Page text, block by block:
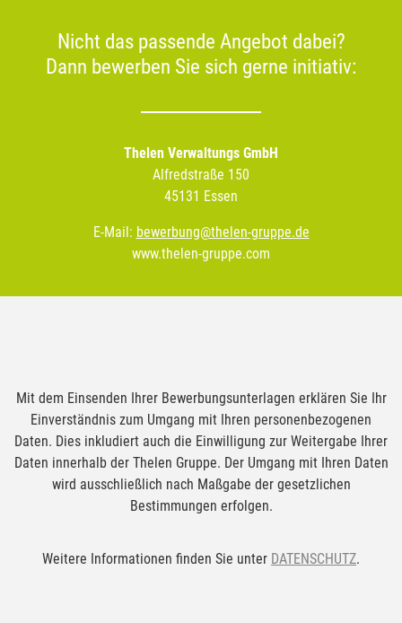
Nicht das passende Angebot dabei?
Dann bewerben Sie sich gerne initiativ:
Thelen Verwaltungs GmbH
Alfredstraße 150
45131 Essen
E-Mail: bewerbung@thelen-gruppe.de
www.thelen-gruppe.com
Mit dem Einsenden Ihrer Bewerbungsunterlagen erklären Sie Ihr
Einverständnis zum Umgang mit Ihren personenbezogenen
Daten. Dies inkludiert auch die Einwilligung zur Weitergabe Ihrer
Daten innerhalb der Thelen Gruppe. Der Umgang mit Ihren Daten
wird ausschließlich nach Maßgabe der gesetzlichen
Bestimmungen erfolgen.
Weitere Informationen finden Sie unter DATENSCHUTZ.